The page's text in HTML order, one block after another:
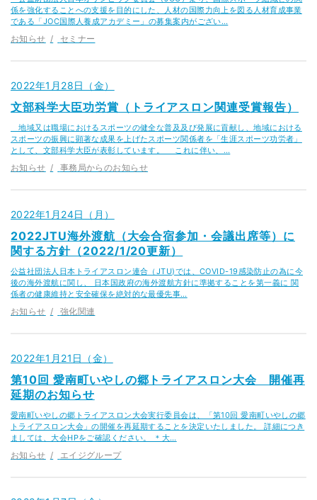
係を強化することへの支援を目的にした、人材の国際力向上を図る人材育成事業
である「JOC国際人養成アカデミー」の募集案内がござい…
お知らせ セミナー
2022年1月28日（金）
文部科学大臣功労賞（トライアスロン関連受賞報告）
地域又は職場におけるスポーツの健全な普及及び発展に貢献し、地域における
スポーツの振興に顕著な成果を上げたスポーツ関係者を「生涯スポーツ功労者」
として、文部科学大臣が表彰しています。 これに伴い、…
お知らせ 事務局からのお知らせ
2022年1月24日（月）
2022JTU海外渡航（大会合宿参加・会議出席等）に
関する方針（2022/1/20更新）
公益社団法人日本トライアスロン連合（JTU)では、COVID-19感染防止の為に今
後の海外渡航に関し、 日本国政府の海外渡航方針に準拠することを第一義に 関
係者の健康維持と安全確保を絶対的な最優先事…
お知らせ 強化関連
2022年1月21日（金）
第10回 愛南町いやしの郷トライアスロン大会 開催再
延期のお知らせ
愛南町いやしの郷トライアスロン大会実行委員会は、「第10回 愛南町いやしの郷
トライアスロン大会」の開催を再延期することを決定いたしました。 詳細につき
ましては、大会HPをご確認ください。 ＊大…
お知らせ エイジグループ